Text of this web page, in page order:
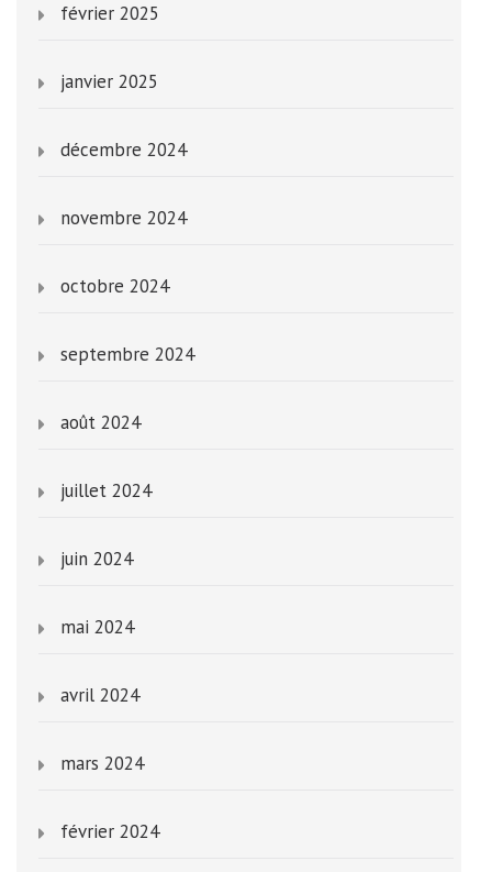
février 2025
janvier 2025
décembre 2024
novembre 2024
octobre 2024
septembre 2024
août 2024
juillet 2024
juin 2024
mai 2024
avril 2024
mars 2024
février 2024